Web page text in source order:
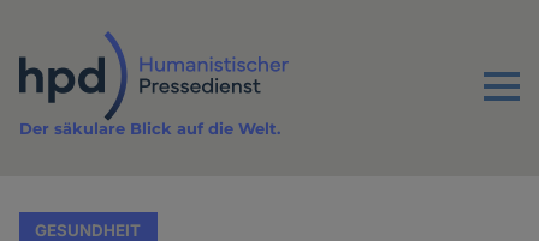
Inhalt
Menu
Der säkulare Blick auf die Welt.
GESUNDHEIT